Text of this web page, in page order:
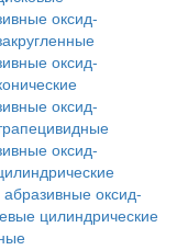
оксид-
оксид-
оксид-
оксид-
оксид-
цилиндрические